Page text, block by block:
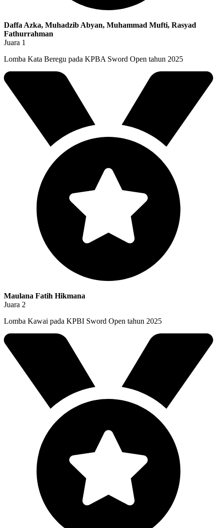
Daffa Azka, Muhadzib Abyan, Muhammad Mufti, Rasyad
Fathurrahman
Juara 1
Lomba Kata Beregu pada KPBA Sword Open tahun 2025
Maulana Fatih Hikmana
Juara 2
Lomba Kawai pada KPBI Sword Open tahun 2025